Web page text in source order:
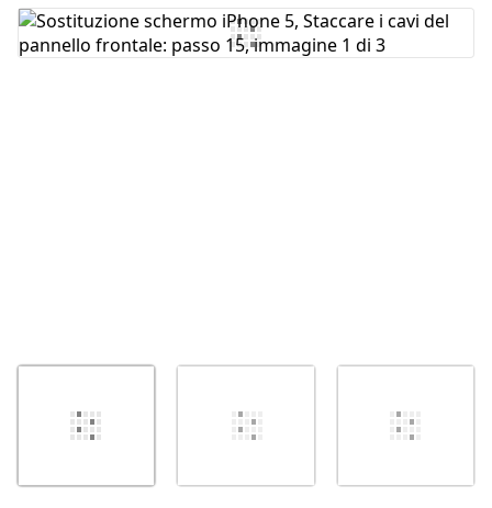
Aggiungi Commento